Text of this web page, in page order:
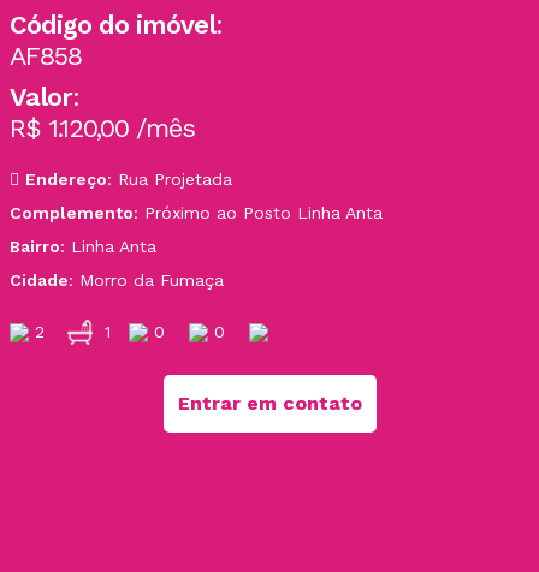
Código do imóvel:
AF858
Valor:
R$ 1.120,00 /mês
Endereço: Rua Projetada
Complemento: Próximo ao Posto Linha Anta
Bairro: Linha Anta
Cidade: Morro da Fumaça
2 1 0 0
Entrar em contato